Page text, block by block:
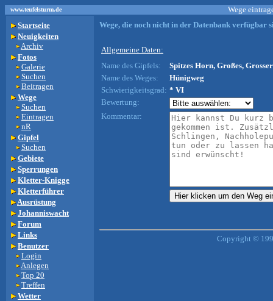
www.teufelsturm.de
Wege
Startseite
Neuigkeiten
Archiv
Fotos
Galerie
Suchen
Beitragen
Wege
Suchen
Eintragen
nR
Gipfel
Suchen
Gebiete
Sperrungen
Kletter-Knigge
Kletterführer
Ausrüstung
Johanniswacht
Forum
Links
Benutzer
Login
Anlegen
Top 20
Treffen
Wetter
Wege, die noch nicht in der Datenbank verfügbar
Allgemeine Daten:
Name des Gipfels:
Spitzes Horn, Großes,
Name des Weges:
Hünigweg
Schwierigkeitsgrad: * VI
Bewertung:
Kommentar:
Copyright ©